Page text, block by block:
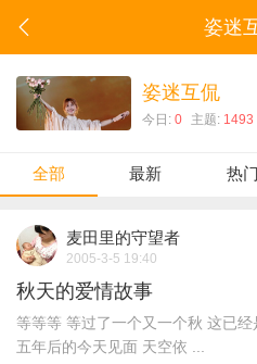
姿迷
姿迷互侃
今日:0 主题: 1493
全部 最新 热门
麦田里的守望者
2005-3-5 19:40
秋天的爱情故事
等等等 等过了一个又一个秋 这已
五年后的今天见面 天空依 ...